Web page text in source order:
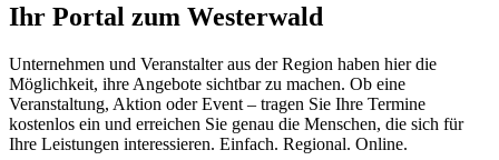
Ihr Portal zum Westerwald
Unternehmen und Veranstalter aus der Region haben hier die
Möglichkeit, ihre Angebote sichtbar zu machen. Ob eine
Veranstaltung, Aktion oder Event – tragen Sie Ihre Termine
kostenlos ein und erreichen Sie genau die Menschen, die sich für
Ihre Leistungen interessieren. Einfach. Regional. Online.